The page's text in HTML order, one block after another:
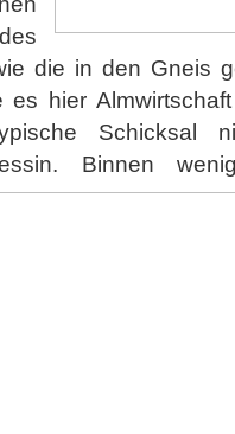
die in den Gneis
es hier
Schicksal
Binnen